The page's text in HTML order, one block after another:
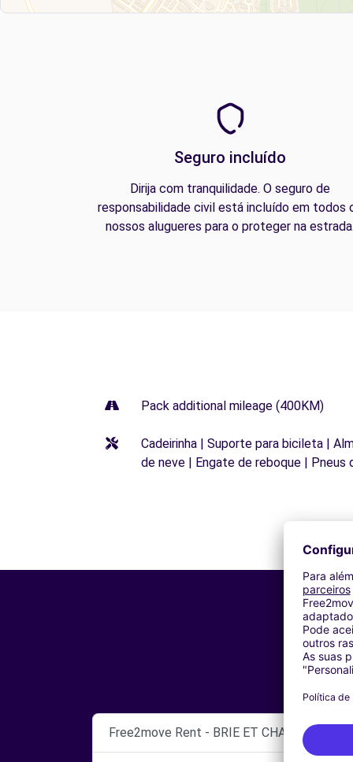
Seguro incluído
Dirija com tranquilidade. O seguro de
responsabilidade civil está incluído em todos
nossos alugueres para o proteger na
Pack additional mileage (400KM)
Cadeirinha | Suporte para bicileta |
de neve | Engate de reboque | Pneus
Free2move Rent - BRIE ET CHAMPAGNE -